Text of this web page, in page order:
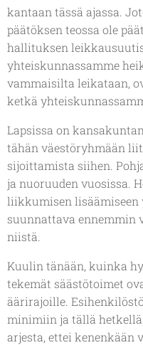
kantaan tässä ajassa.
päätöksen teossa ole
hallituksen
yhteiskunnassamme
vammaisilta leikataan,
ketkä
Lapsissa on
tähän väestöryhmään
sijoittamista siihen.
ja nuoruuden vuosissa.
liikkumisen
suunnattava ennemmin
niistä.
Kuulin tänään, kuinka
tekemät säästötoimet
äärirajoille.
minimiin ja tällä
arjesta, ettei kenenkään